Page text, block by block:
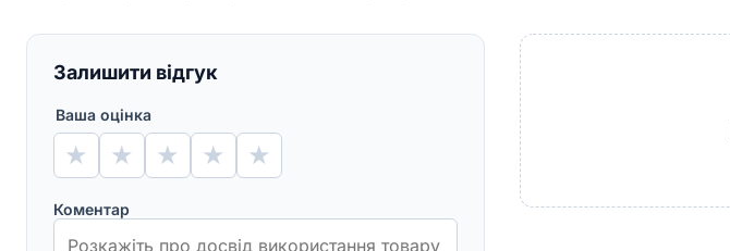
Залишити відгук
Ваша оцінка
★ ★ ★ ★ ★
Коментар